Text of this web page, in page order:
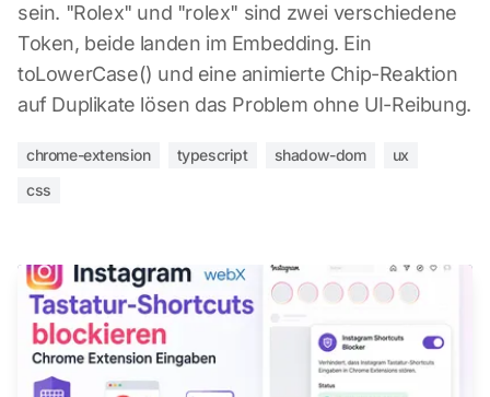
sein. "Rolex" und "rolex" sind zwei verschiedene
Token, beide landen im Embedding. Ein
toLowerCase() und eine animierte Chip-Reaktion
auf Duplikate lösen das Problem ohne UI-Reibung.
chrome-extension typescript shadow-dom
ux
css